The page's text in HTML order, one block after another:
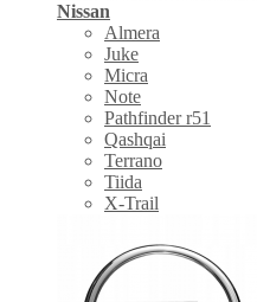
Nissan
Almera
Juke
Micra
Note
Pathfinder r51
Qashqai
Terrano
Tiida
X-Trail